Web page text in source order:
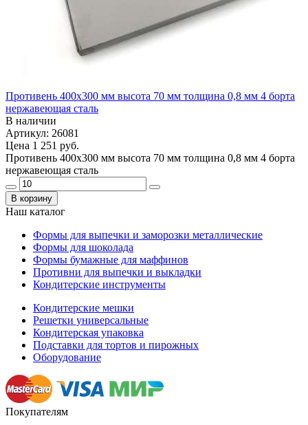
Противень 400х300 мм высота 70 мм толщина 0,8 мм 4 борта
нержавеющая сталь
В наличии
Артикул: 26081
Цена 1 251 руб.
Противень 400х300 мм высота 70 мм толщина 0,8 мм 4 борта
нержавеющая сталь
В корзину
Наш каталог
Формы для выпечки и заморозки металлические
Формы для шоколада
Формы бумажные для маффинов
Противни для выпечки и выкладки
Кондитерские инструменты
Кондитерские мешки
Решетки универсальные
Кондитерская упаковка
Подставки для тортов и пирожных
Оборудование
Покупателям